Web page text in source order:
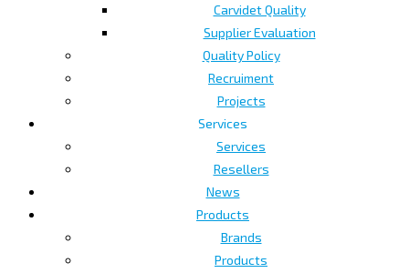
Carvidet Quality
Supplier Evaluation
Quality Policy
Recruiment
Projects
Services
Services
Resellers
News
Products
Brands
Products